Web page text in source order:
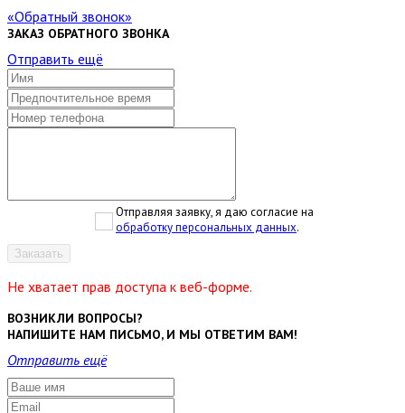
Обратный звонок
ЗАКАЗ ОБРАТНОГО ЗВОНКА
Отправить ещё
Отправляя заявку, я даю согласие на
обработку персональных данных.
Заказать
Не хватает прав доступа к веб-форме.
ВОЗНИКЛИ ВОПРОСЫ?
НАПИШИТЕ НАМ ПИСЬМО, И МЫ ОТВЕТИМ ВАМ!
Отправить ещё